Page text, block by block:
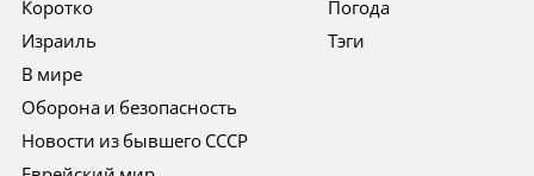
Коротко
Израиль
В мире
Оборона и безопасность
Новости из бывшего СССР
Погода
Тэги